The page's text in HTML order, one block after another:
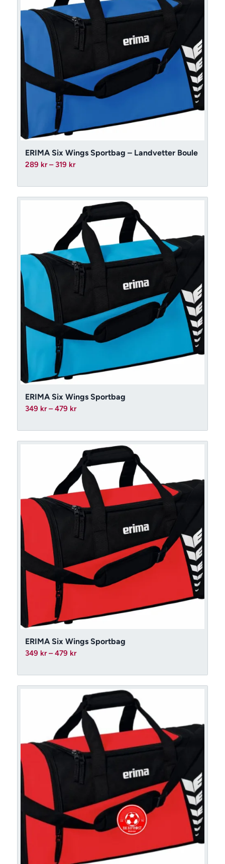
ERIMA Six Wings Sportbag – Landvetter Boule
289 kr – 319 krPrisintervall:
till
319 kr
ERIMA Six Wings Sportbag
349 kr – 479 krPrisintervall:
till
479 kr
ERIMA Six Wings Sportbag
349 kr – 479 krPrisintervall:
till
479 kr